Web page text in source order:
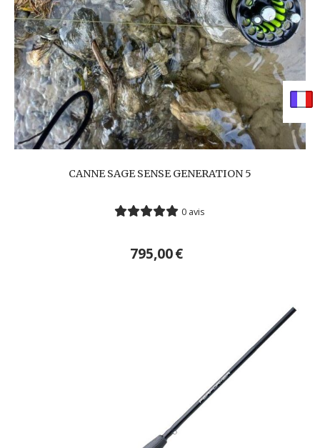
CANNE SAGE SENSE GENERATION 5
0 avis
795,00€